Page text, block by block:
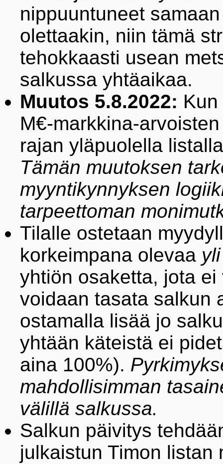
nippuuntuneet
olettaakin, niin tämä
tehokkaasti usean
salkussa yhtäaikaa.
Muutos 5.8.2022:
M€-markkina-
rajan yläpuolella
Tämän muutoksen
myyntikynnyksen
tarpeettoman
Tilalle ostetaan
korkeimpana olevaa
yhtiön osaketta, jota
voidaan tasata salkun
ostamalla lisää jo
yhtään käteistä ei
aina 100%).
mahdollisimman
välillä salkussa.
Salkun päivitys
julkaistun Timon listan